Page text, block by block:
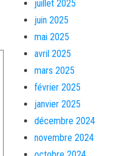
juillet 2025
juin 2025
mai 2025
avril 2025
mars 2025
février 2025
janvier 2025
décembre 2024
novembre 2024